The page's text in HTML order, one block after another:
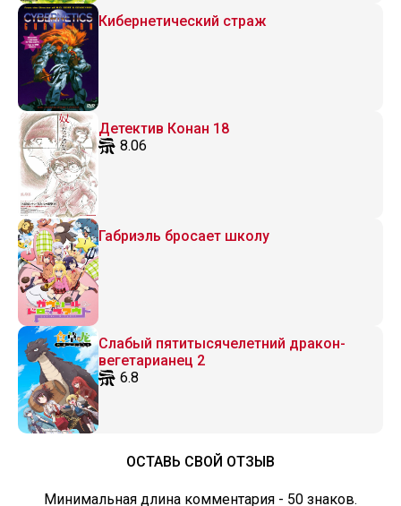
Кибернетический страж
Детектив Конан 18
8.06
Габриэль бросает школу
Слабый пятитысячелетний дракон-
вегетарианец 2
6.8
ОСТАВЬ СВОЙ ОТЗЫВ
Минимальная длина комментария - 50 знаков.